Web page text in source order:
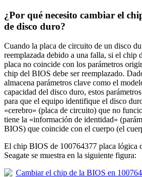
¿Por qué necesito cambiar el
de disco duro?
Cuando la placa de circuito de un disco
reemplazada debido a una falla, si el chip
placa no coincide con los parámetros
chip del BIOS debe ser reemplazado.
almacena parámetros clave como el
capacidad del disco duro, estos
para que el equipo identifique el disco
«cerebro» (placa de circuito) que no
tiene la «información de identidad»
BIOS) que coincide con el cuerpo (el
El chip BIOS de 100764377 placa lógica
Seagate se muestra en la siguiente figura: